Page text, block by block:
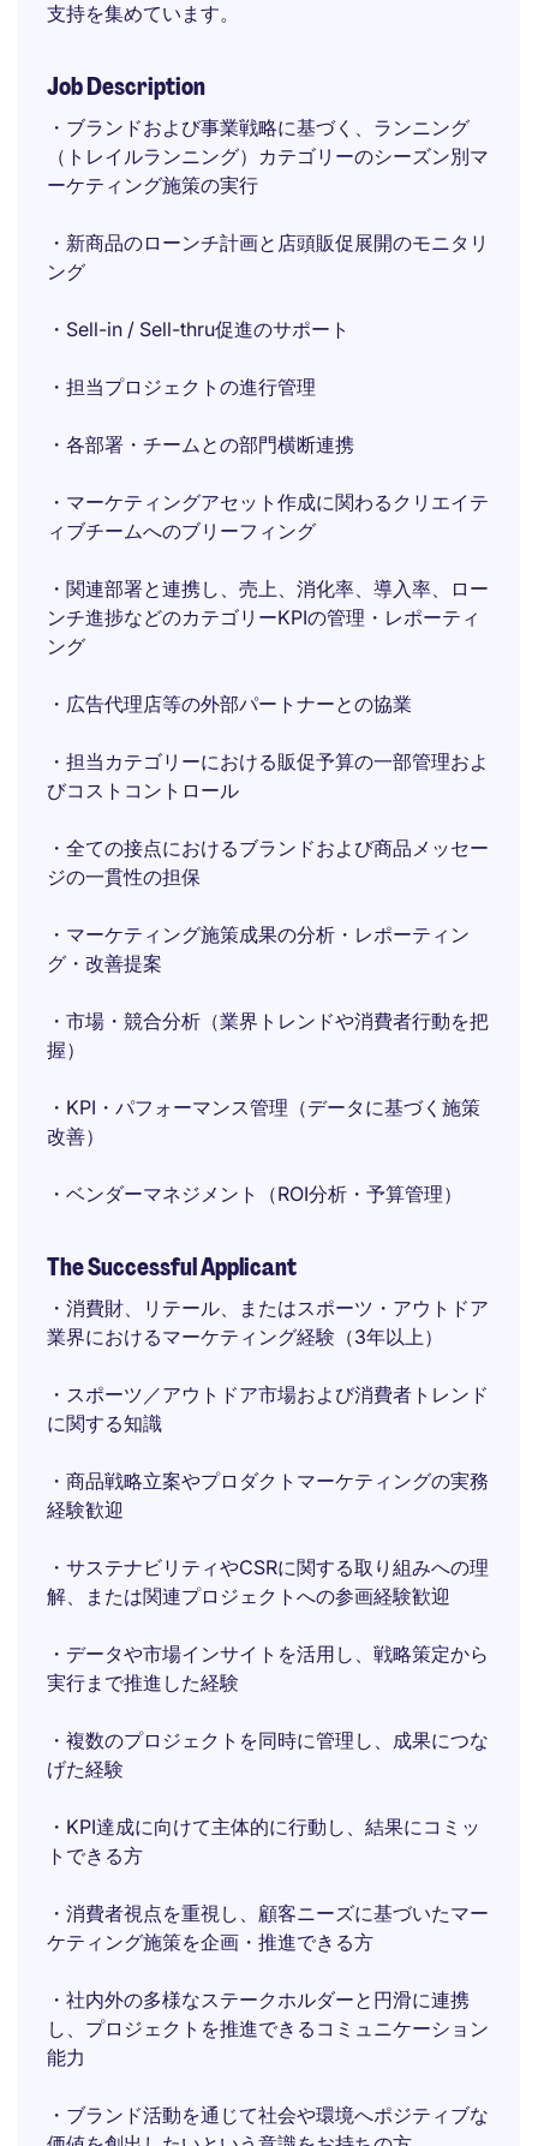
支持を集めています。
Job Description
・ブランドおよび事業戦略に基づく、ランニング
（トレイルランニング）カテゴリーのシーズン別マ
ーケティング施策の実行
・新商品のローンチ計画と店頭販促展開のモニタリ
ング
・Sell-in / Sell-thru促進のサポート
・担当プロジェクトの進行管理
・各部署・チームとの部門横断連携
・マーケティングアセット作成に関わるクリエイテ
ィブチームへのブリーフィング
・関連部署と連携し、売上、消化率、導入率、ロー
ンチ進捗などのカテゴリーKPIの管理・レポーティ
ング
・広告代理店等の外部パートナーとの協業
・担当カテゴリーにおける販促予算の一部管理およ
びコストコントロール
・全ての接点におけるブランドおよび商品メッセー
ジの一貫性の担保
・マーケティング施策成果の分析・レポーティン
グ・改善提案
・市場・競合分析（業界トレンドや消費者行動を把
握）
・KPI・パフォーマンス管理（データに基づく施策
改善）
・ベンダーマネジメント（ROI分析・予算管理）
The Successful Applicant
・消費財、リテール、またはスポーツ・アウトドア
業界におけるマーケティング経験（3年以上）
・スポーツ／アウトドア市場および消費者トレンド
に関する知識
・商品戦略立案やプロダクトマーケティングの実務
経験歓迎
・サステナビリティやCSRに関する取り組みへの理
解、または関連プロジェクトへの参画経験歓迎
・データや市場インサイトを活用し、戦略策定から
実行まで推進した経験
・複数のプロジェクトを同時に管理し、成果につな
げた経験
・KPI達成に向けて主体的に行動し、結果にコミッ
トできる方
・消費者視点を重視し、顧客ニーズに基づいたマー
ケティング施策を企画・推進できる方
・社内外の多様なステークホルダーと円滑に連携
し、プロジェクトを推進できるコミュニケーション
能力
・ブランド活動を通じて社会や環境へポジティブな